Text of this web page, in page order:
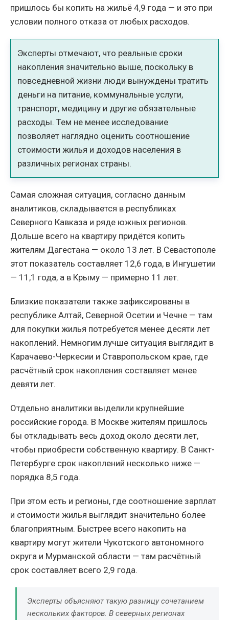
пришлось бы копить на жильё 4,9 года — и это при
условии полного отказа от любых расходов.
Эксперты отмечают, что реальные сроки
накопления значительно выше, поскольку в
повседневной жизни люди вынуждены тратить
деньги на питание, коммунальные услуги,
транспорт, медицину и другие обязательные
расходы. Тем не менее исследование
позволяет наглядно оценить соотношение
стоимости жилья и доходов населения в
различных регионах страны.
Самая сложная ситуация, согласно данным
аналитиков, складывается в республиках
Северного Кавказа и ряде южных регионов.
Дольше всего на квартиру придётся копить
жителям Дагестана — около 13 лет. В Севастополе
этот показатель составляет 12,6 года, в Ингушетии
— 11,1 года, а в Крыму — примерно 11 лет.
Близкие показатели также зафиксированы в
республике Алтай, Северной Осетии и Чечне — там
для покупки жилья потребуется менее десяти лет
накоплений. Немногим лучше ситуация выглядит в
Карачаево-Черкесии и Ставропольском крае, где
расчётный срок накопления составляет менее
девяти лет.
Отдельно аналитики выделили крупнейшие
российские города. В Москве жителям пришлось
бы откладывать весь доход около десяти лет,
чтобы приобрести собственную квартиру. В Санкт-
Петербурге срок накоплений несколько ниже —
порядка 8,5 года.
При этом есть и регионы, где соотношение зарплат
и стоимости жилья выглядит значительно более
благоприятным. Быстрее всего накопить на
квартиру могут жители Чукотского автономного
округа и Мурманской области — там расчётный
срок составляет всего 2,9 года.
Эксперты объясняют такую разницу сочетанием
нескольких факторов. В северных регионах